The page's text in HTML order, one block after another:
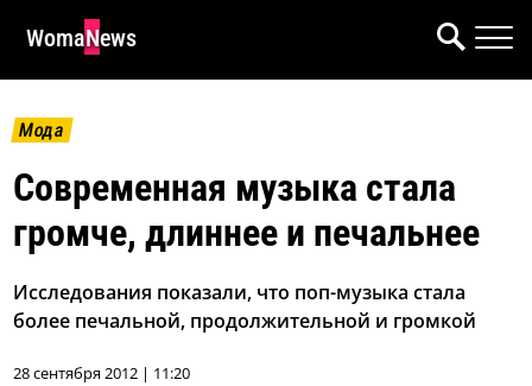
WomaNews
Мода
Современная музыка стала
громче, длиннее и печальнее
Исследования показали, что поп-музыка стала
более печальной, продолжительной и громкой
28 сентября 2012 | 11:20